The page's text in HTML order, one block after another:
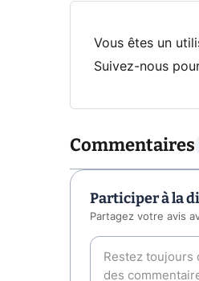
Vous êtes un
Suivez-nous
Commentaires
Participer à la
Partagez votre avis